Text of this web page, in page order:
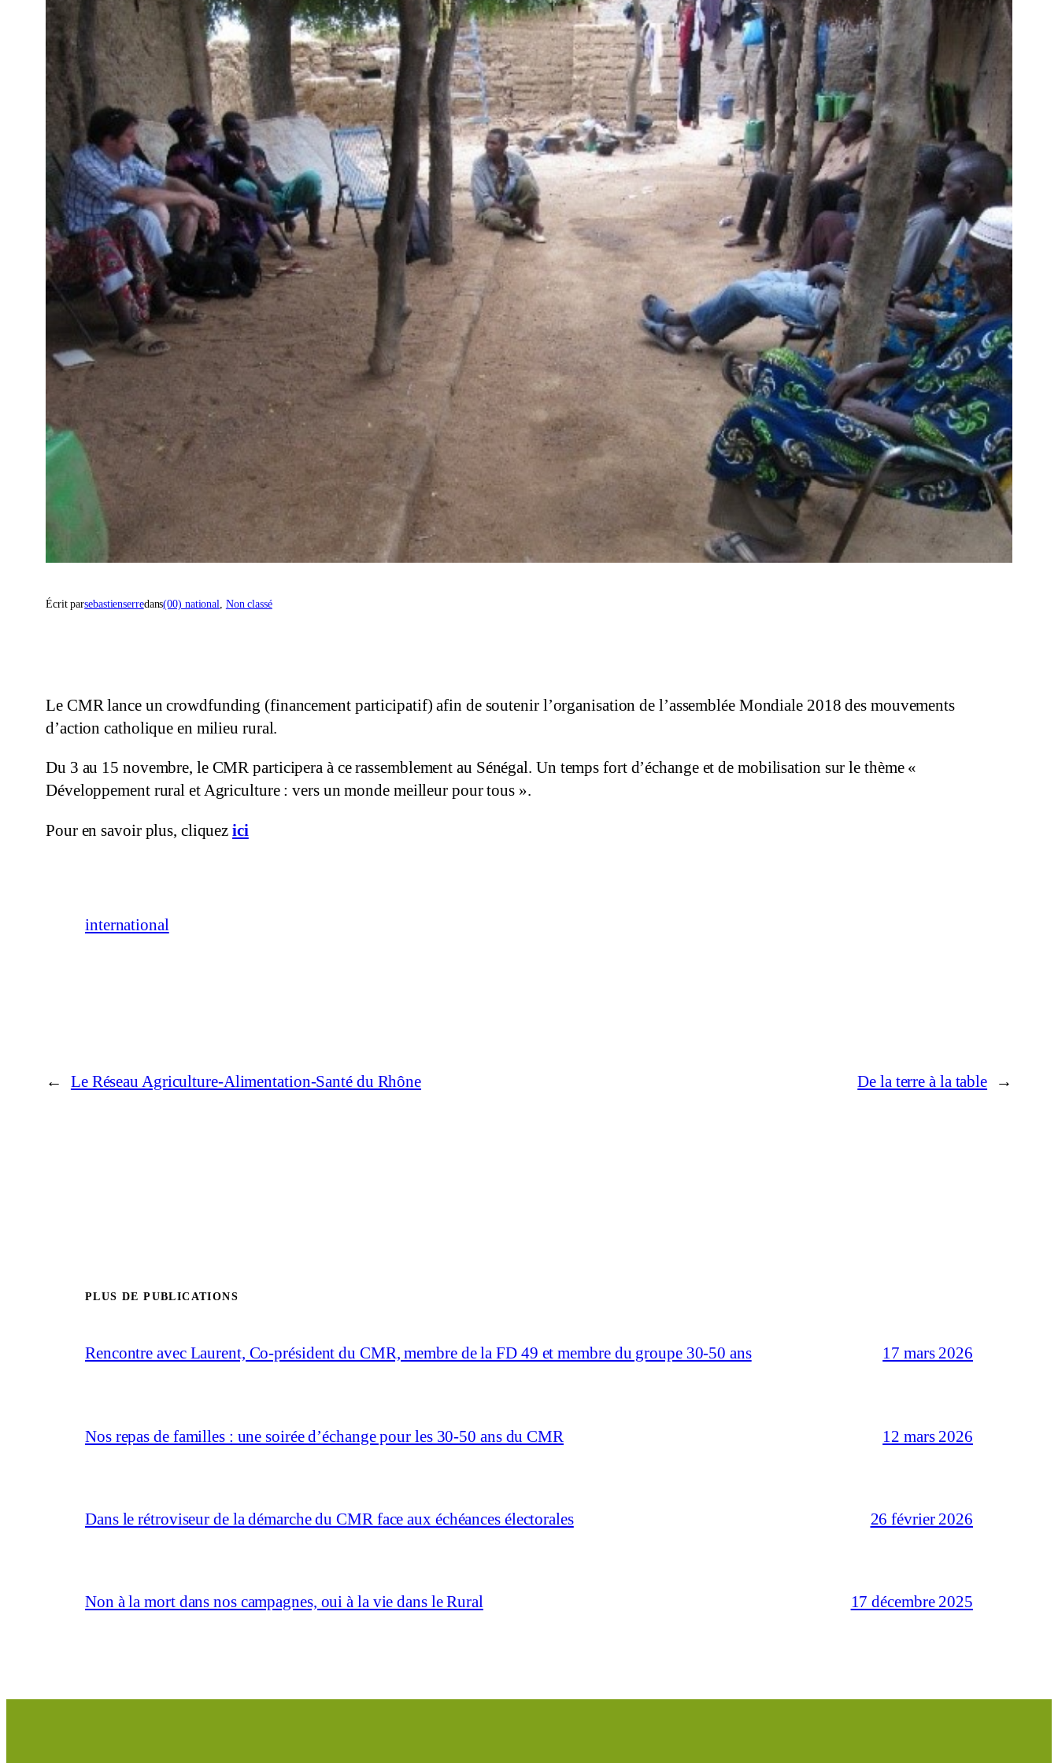
Écrit parsebastienserredans(00) national Non classé
Le CMR lance un crowdfunding (financement participatif) afin de soutenir l’organisation de l’assemblée Mondiale 2018 des mouvements
d’action catholique en milieu rural.
Du 3 au 15 novembre, le CMR participera à ce rassemblement au Sénégal. Un temps fort d’échange et de mobilisation sur le thème «
Développement rural et Agriculture : vers un monde meilleur pour tous ».
Pour en savoir plus, cliquezici
international
← Le Réseau Agriculture-Alimentation-Santé du Rhône De la terre à la table →
PLUS DE PUBLICATIONS
Rencontre avec Laurent, Co-président du CMR, membre de la FD 49 et membre du groupe 30-50 ans 17 mars 2026
Nos repas de familles : une soirée d’échange pour les 30-50 ans du CMR 12 mars 2026
Dans le rétroviseur de la démarche du CMR face aux échéances électorales 26 février 2026
Non à la mort dans nos campagnes, oui à la vie dans le Rural 17 décembre 2025